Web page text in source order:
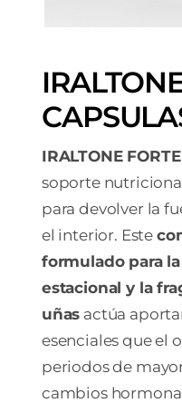
IRALTONE
soporte
para devolver la
el interior. Este
formulado para
estacional y la
uñas actúa
esenciales que el
periodos de
cambios